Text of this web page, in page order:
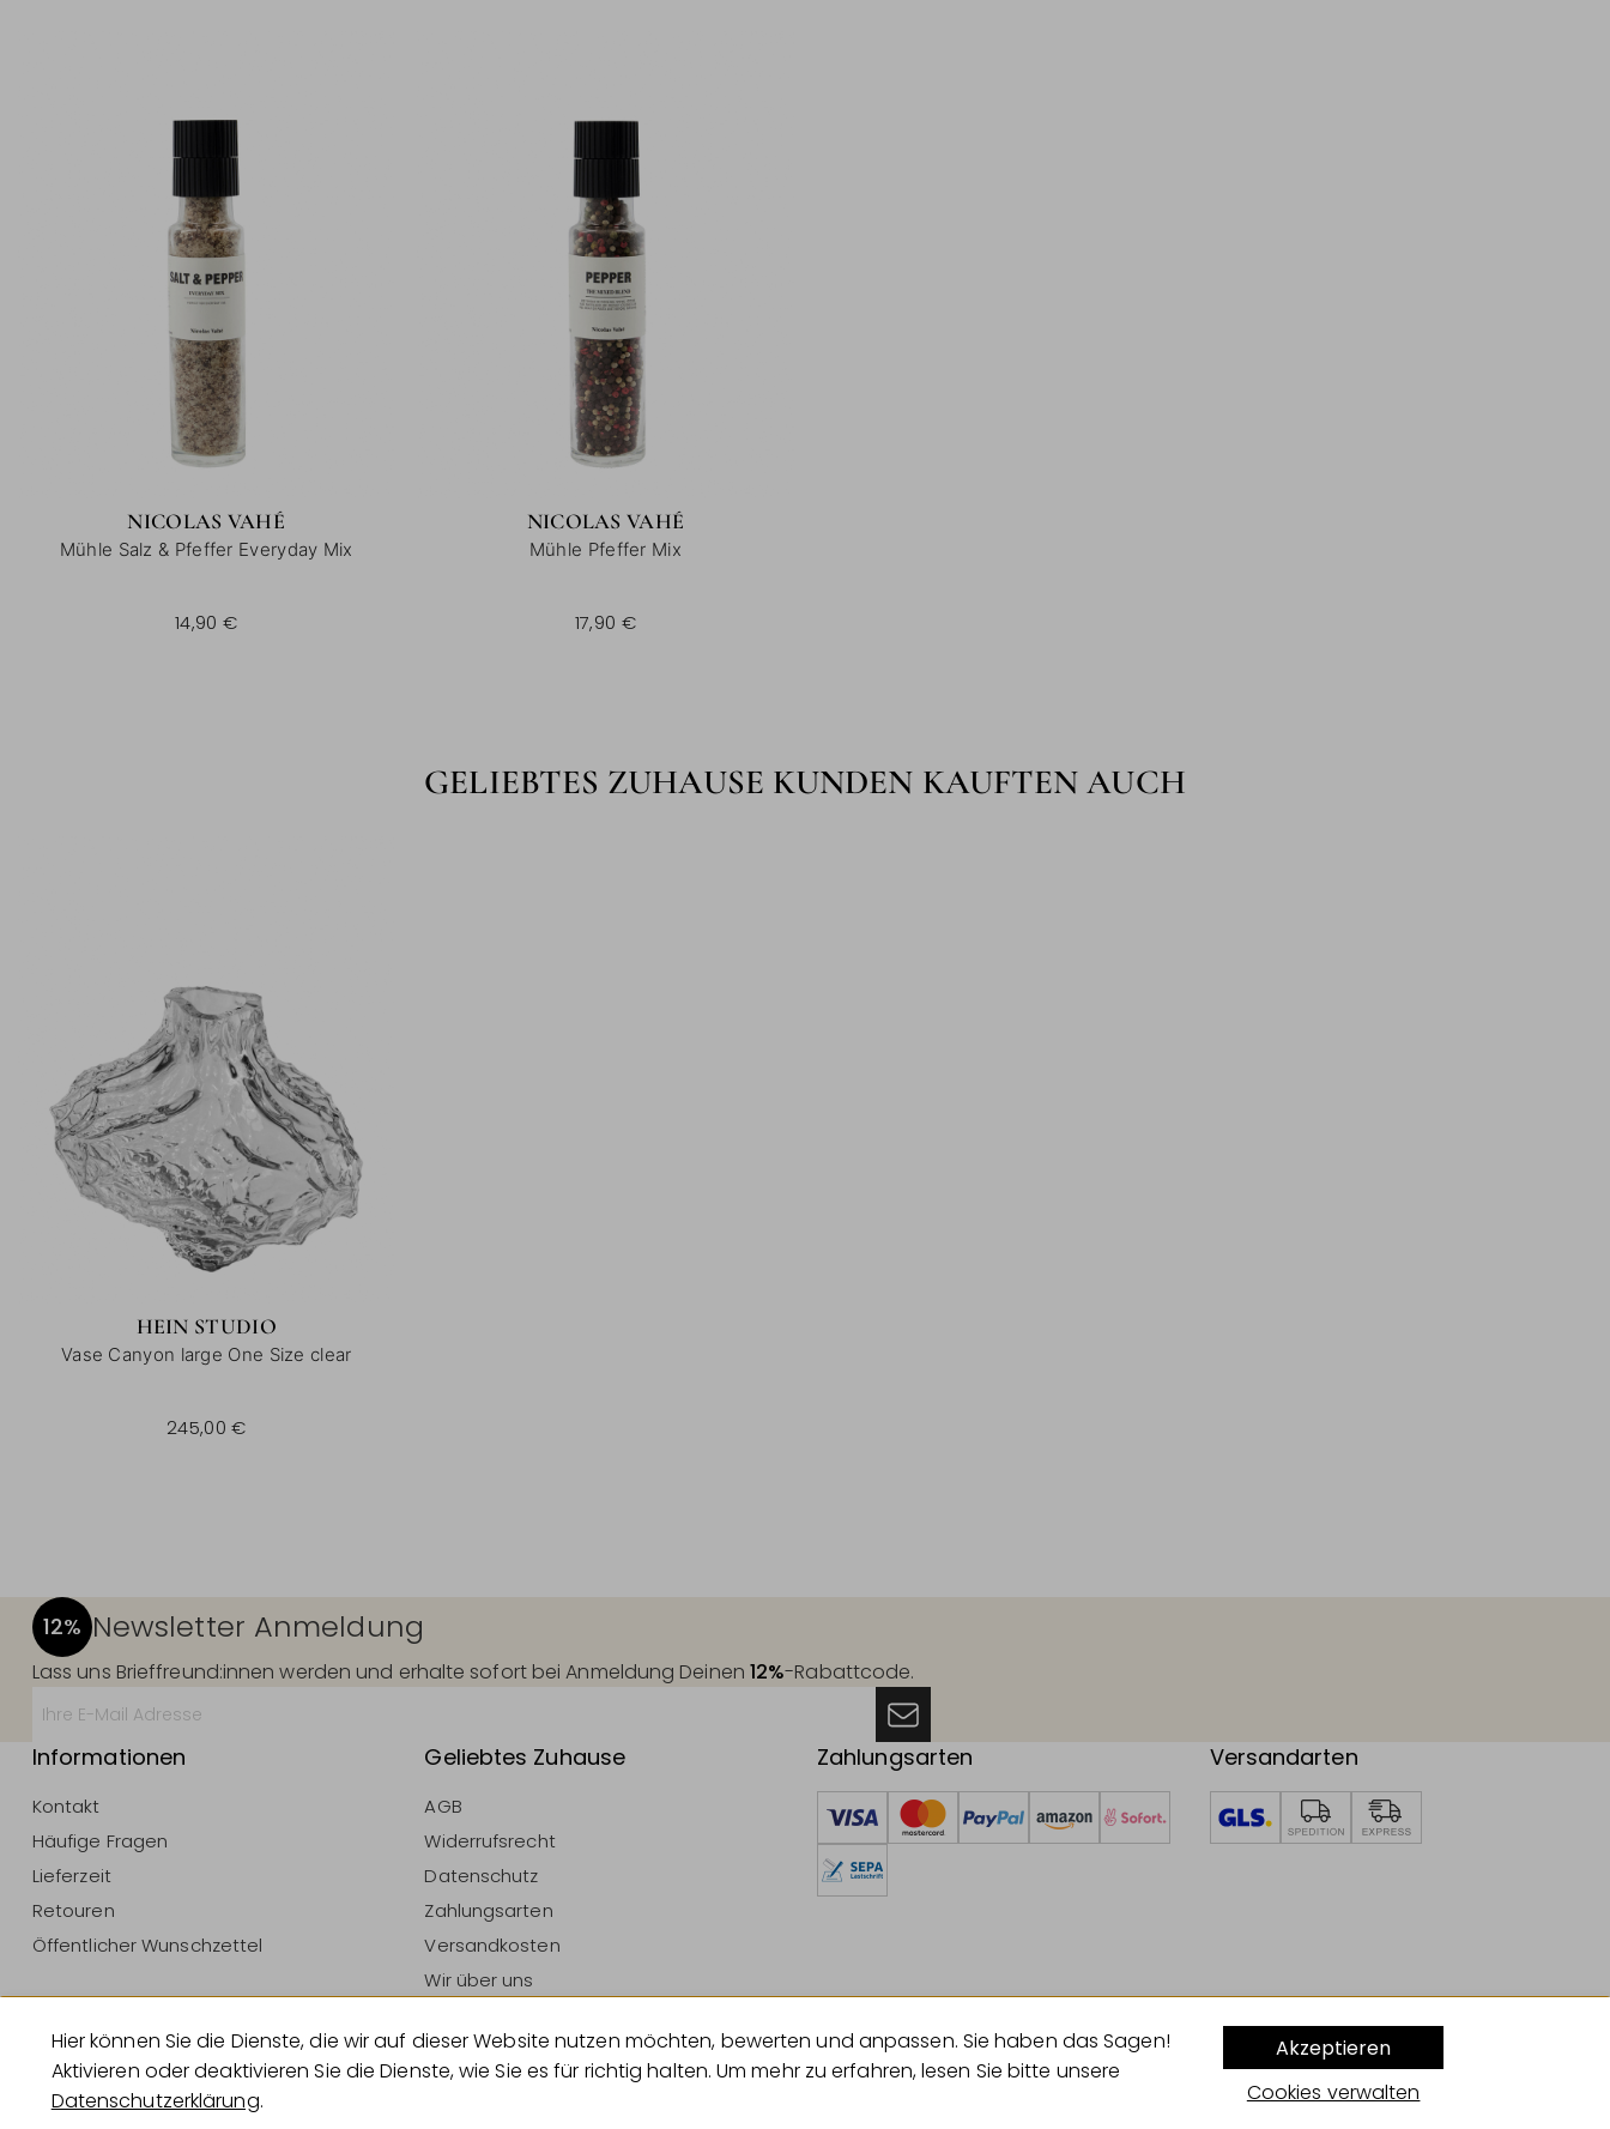
NICOLAS VAHÉ
Mühle Salz & Pfeffer Everyday Mix
14,90 €
NICOLAS VAHÉ
Mühle Pfeffer Mix
17,90 €
GELIEBTES ZUHAUSE KUNDEN KAUFTEN AUCH
HEIN STUDIO
Vase Canyon large One Size clear
245,00 €
12% Newsletter Anmeldung
Lass uns Brieffreund:innen werden und erhalte sofort bei Anmeldung Deinen 12%-Rabattcode.
Informationen
Kontakt
Häufige Fragen
Lieferzeit
Retouren
Öffentlicher Wunschzettel
Geliebtes Zuhause
AGB
Widerrufsrecht
Datenschutz
Zahlungsarten
Versandkosten
Wir über uns
Vertrag Widerrufen
Zahlungsarten Versandarten
© 2026 Geliebtes Zuhause
Hier können Sie die Dienste, die wir auf dieser Website nutzen möchten, bewerten und anpassen. Sie haben das Sagen!
Aktivieren oder deaktivieren Sie die Dienste, wie Sie es für richtig halten. Um mehr zu erfahren, lesen Sie bitte unsere
Datenschutzerklärung. Cookies verwalten
Akzeptieren